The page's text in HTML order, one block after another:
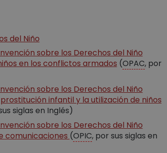
del Niño
sobre los Derechos del Niño
en los conflictos armados (OPAC, por
sobre los Derechos del Niño
infantil y la utilización de niños
siglas en Inglés)
sobre los Derechos del Niño
comunicaciones (OPIC, por sus siglas en